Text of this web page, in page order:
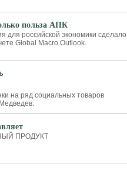
польза АПК
российской экономики сделало
Global Macro Outlook.
на ряд социальных товаров
ПРОДУКТ